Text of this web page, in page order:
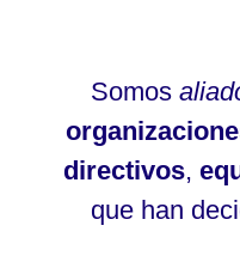
Somos
directivos,
que han